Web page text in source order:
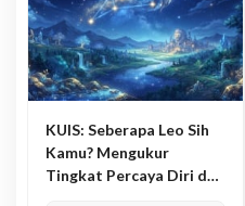
KUIS: Seberapa Leo Sih
Kamu? Mengukur
Tingkat Percaya Diri dan